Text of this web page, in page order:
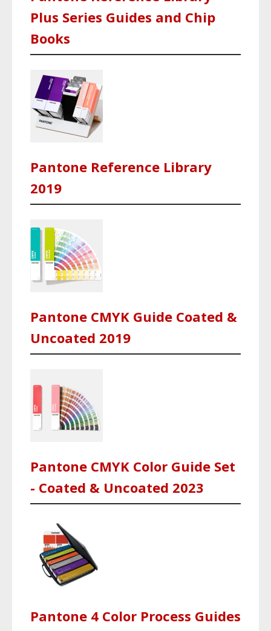
Plus Series Guides and Chip
Books
Pantone Reference Library
2019
Pantone CMYK Guide Coated &
Uncoated 2019
Pantone CMYK Color Guide Set
- Coated & Uncoated 2023
Pantone 4 Color Process Guides